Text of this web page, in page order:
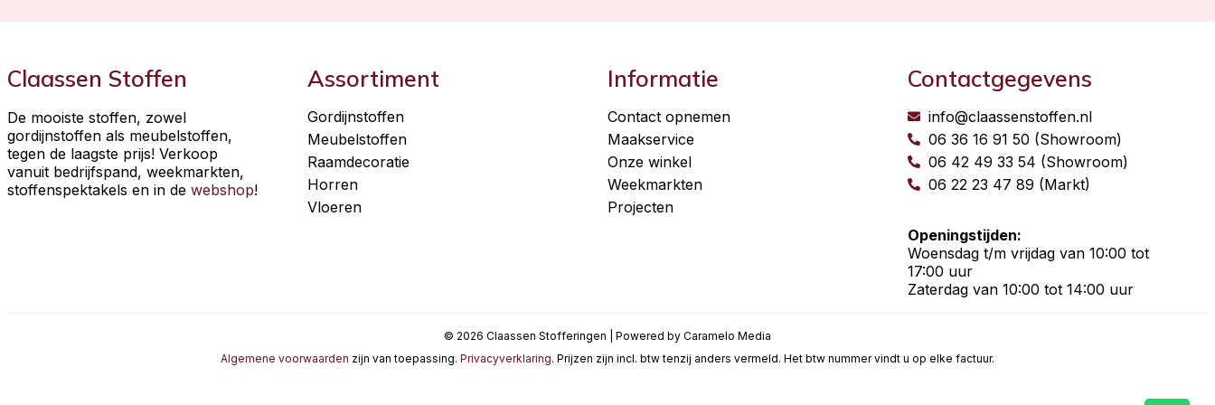
Claassen Stoffen
De mooiste stoffen, zowel
gordijnstoffen als meubelstoffen,
tegen de laagste prijs! Verkoop
vanuit bedrijfspand, weekmarkten,
stoffenspektakels en in de webshop!
Assortiment
Gordijnstoffen
Meubelstoffen
Raamdecoratie
Horren
Vloeren
Informatie
Contact opnemen
Maakservice
Onze winkel
Weekmarkten
Projecten
Contactgegevens
info@claassenstoffen.nl
06 36 16 91 50 (Showroom)
06 42 49 33 54 (Showroom)
06 22 23 47 89 (Markt)
Openingstijden:
Woensdag t/m vrijdag van 10:00 tot
17:00 uur
Zaterdag van 10:00 tot 14:00 uur
© 2026 Claassen Stofferingen | Powered by Caramelo Media
Algemene voorwaarden zijn van toepassing. Privacyverklaring. Prijzen zijn incl. btw tenzij anders vermeld. Het btw nummer vindt u op elke factuur.